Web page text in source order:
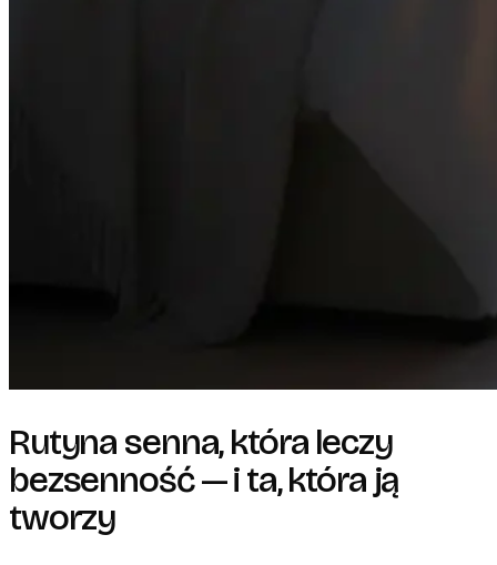
Rutyna senna, która leczy
bezsenność — i ta, która ją
tworzy